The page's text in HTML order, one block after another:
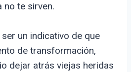
no te sirven.
un indicativo de que
de transformación,
dejar atrás viejas heridas